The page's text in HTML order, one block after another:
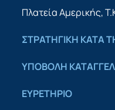
Πλατεία Αμερικής,
ΣΤΡΑΤΗΓΙΚΉ ΚΑΤΆ
YΠΟΒΟΛΉ
ΕΥΡΕΤΗΡΙΟ